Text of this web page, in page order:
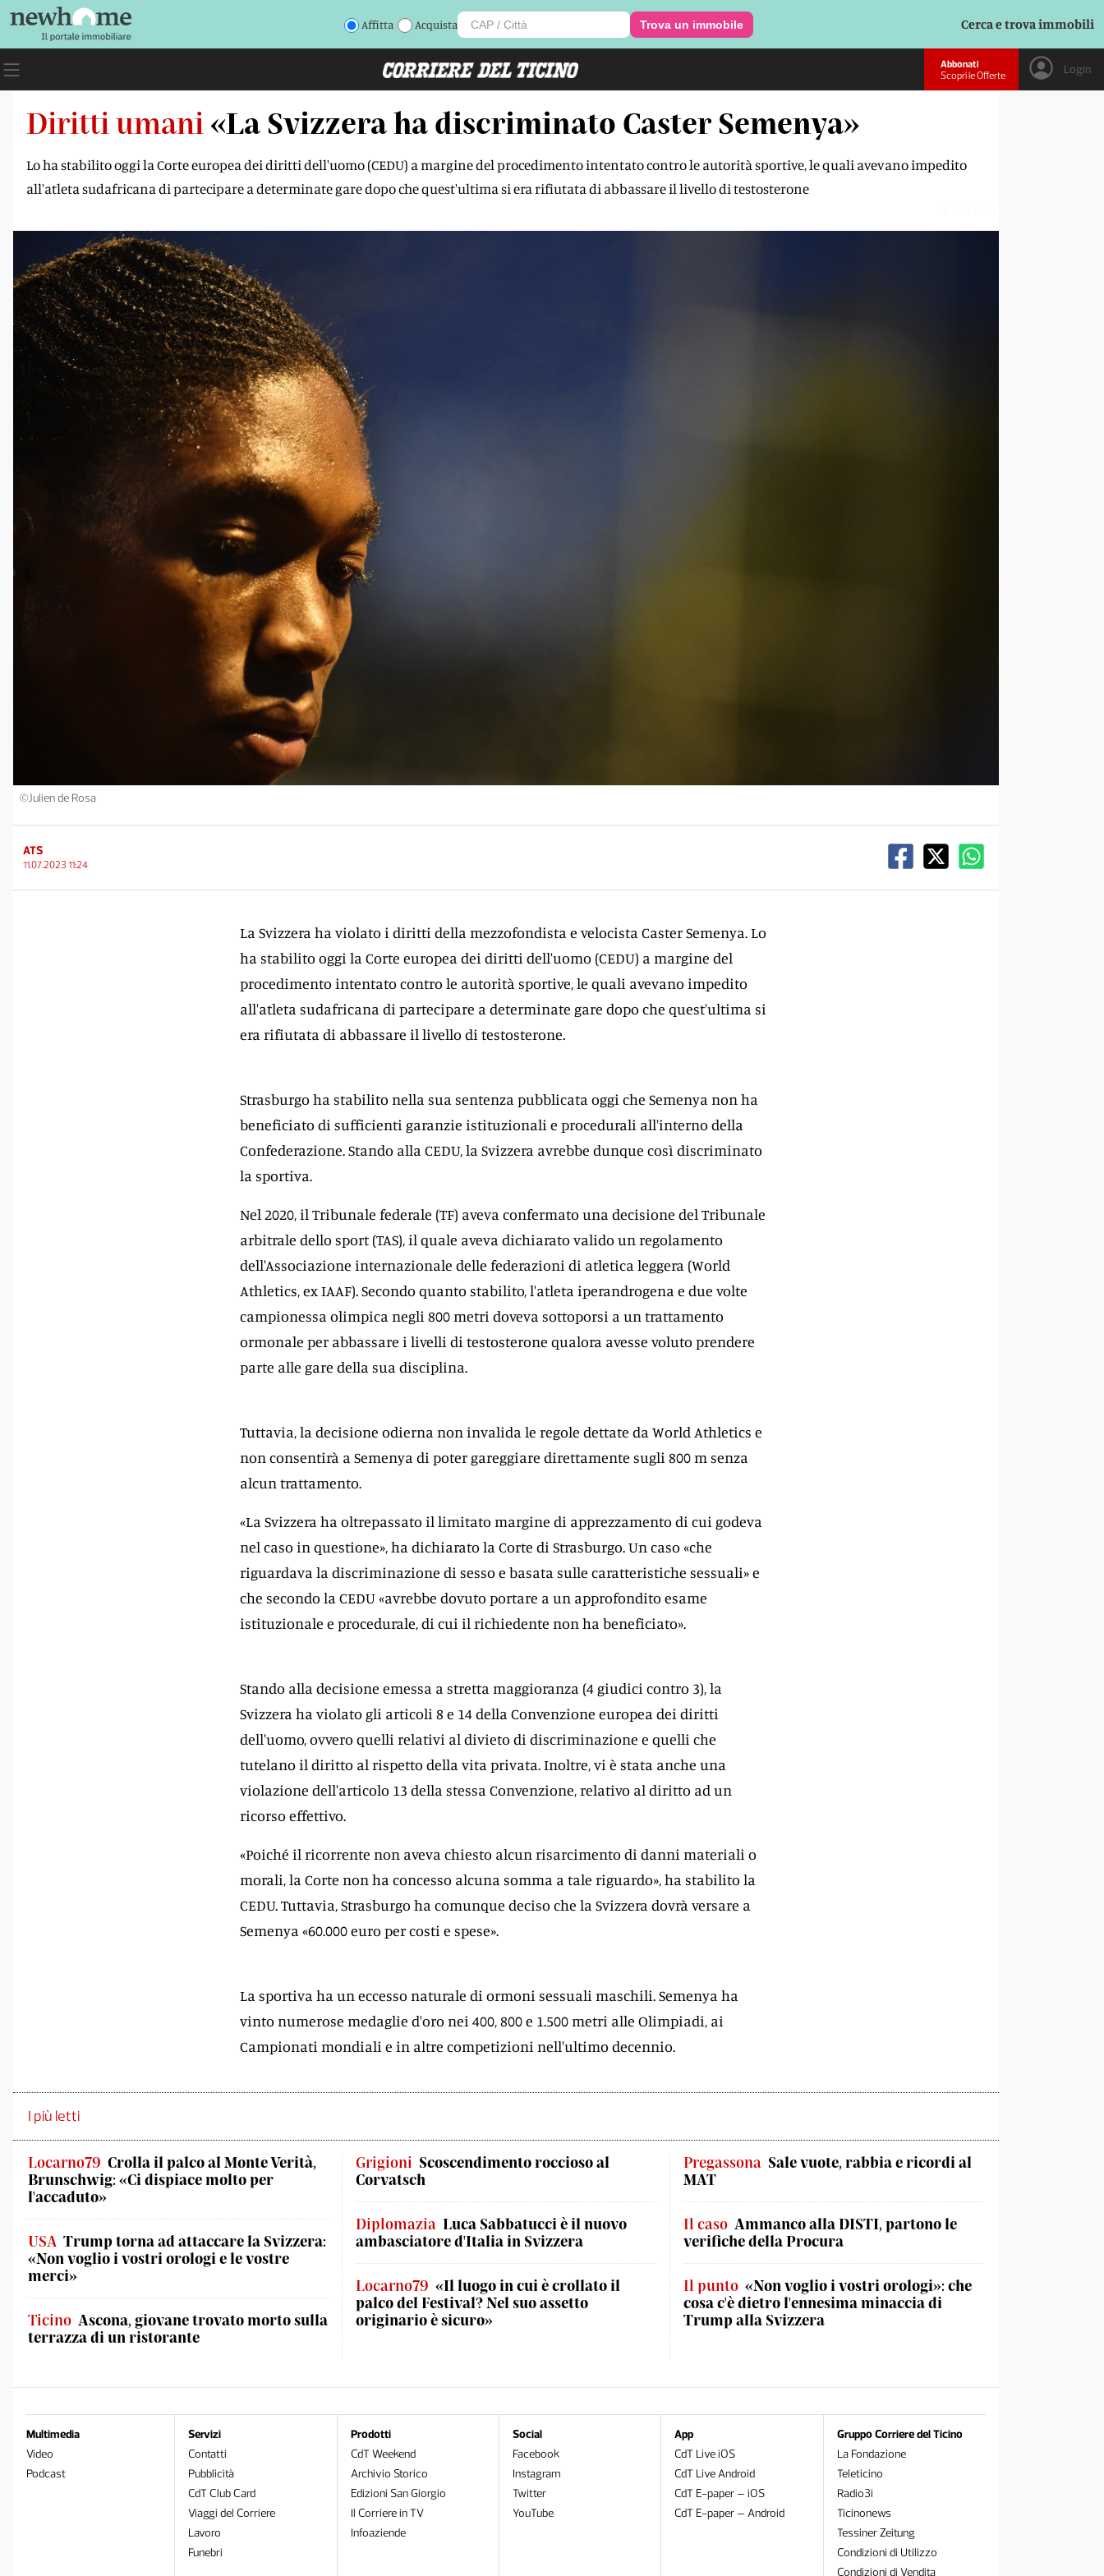
Affitta Acquista Trova un immobile Cerca e trova immobili
Abbonati
Scopri le Offerte
Login
Diritti umani «La Svizzera ha discriminato Caster Semenya»
Lo ha stabilito oggi la Corte europea dei diritti dell'uomo (CEDU) a margine del procedimento intentato contro le autorità sportive, le quali avevano impedito
all'atleta sudafricana di partecipare a determinate gare dopo che quest'ultima si era rifiutata di abbassare il livello di testosterone
©Julien de Rosa
ATS
11.07.2023 11:24
La Svizzera ha violato i diritti della mezzofondista e velocista Caster Semenya. Lo
ha stabilito oggi la Corte europea dei diritti dell'uomo (CEDU) a margine del
procedimento intentato contro le autorità sportive, le quali avevano impedito
all'atleta sudafricana di partecipare a determinate gare dopo che quest'ultima si
era rifiutata di abbassare il livello di testosterone.
Strasburgo ha stabilito nella sua sentenza pubblicata oggi che Semenya non ha
beneficiato di sufficienti garanzie istituzionali e procedurali all'interno della
Confederazione. Stando alla CEDU, la Svizzera avrebbe dunque così discriminato
la sportiva.
Nel 2020, il Tribunale federale (TF) aveva confermato una decisione del Tribunale
arbitrale dello sport (TAS), il quale aveva dichiarato valido un regolamento
dell'Associazione internazionale delle federazioni di atletica leggera (World
Athletics, ex IAAF). Secondo quanto stabilito, l'atleta iperandrogena e due volte
campionessa olimpica negli 800 metri doveva sottoporsi a un trattamento
ormonale per abbassare i livelli di testosterone qualora avesse voluto prendere
parte alle gare della sua disciplina.
Tuttavia, la decisione odierna non invalida le regole dettate da World Athletics e
non consentirà a Semenya di poter gareggiare direttamente sugli 800 m senza
alcun trattamento.
«La Svizzera ha oltrepassato il limitato margine di apprezzamento di cui godeva
nel caso in questione», ha dichiarato la Corte di Strasburgo. Un caso «che
riguardava la discriminazione di sesso e basata sulle caratteristiche sessuali» e
che secondo la CEDU «avrebbe dovuto portare a un approfondito esame
istituzionale e procedurale, di cui il richiedente non ha beneficiato».
Stando alla decisione emessa a stretta maggioranza (4 giudici contro 3), la
Svizzera ha violato gli articoli 8 e 14 della Convenzione europea dei diritti
dell'uomo, ovvero quelli relativi al divieto di discriminazione e quelli che
tutelano il diritto al rispetto della vita privata. Inoltre, vi è stata anche una
violazione dell'articolo 13 della stessa Convenzione, relativo al diritto ad un
ricorso effettivo.
«Poiché il ricorrente non aveva chiesto alcun risarcimento di danni materiali o
morali, la Corte non ha concesso alcuna somma a tale riguardo», ha stabilito la
CEDU. Tuttavia, Strasburgo ha comunque deciso che la Svizzera dovrà versare a
Semenya «60.000 euro per costi e spese».
La sportiva ha un eccesso naturale di ormoni sessuali maschili. Semenya ha
vinto numerose medaglie d'oro nei 400, 800 e 1.500 metri alle Olimpiadi, ai
Campionati mondiali e in altre competizioni nell'ultimo decennio.
I più letti
Locarno79 Crolla il palco al Monte Verità,
Brunschwig: «Ci dispiace molto per
l'accaduto»
USA Trump torna ad attaccare la Svizzera:
«Non voglio i vostri orologi e le vostre
merci»
Ticino Ascona, giovane trovato morto sulla
terrazza di un ristorante
Grigioni Scoscendimento roccioso al
Corvatsch
Diplomazia Luca Sabbatucci è il nuovo
ambasciatore d'Italia in Svizzera
Locarno79 «Il luogo in cui è crollato il
palco del Festival? Nel suo assetto
originario è sicuro»
Pregassona Sale vuote, rabbia e ricordi al
MAT
Il caso Ammanco alla DISTI, partono le
verifiche della Procura
Il punto «Non voglio i vostri orologi»: che
cosa c'è dietro l'ennesima minaccia di
Trump alla Svizzera
Multimedia
Video
Podcast
Servizi
Contatti
Pubblicità
CdT Club Card
Viaggi del Corriere
Lavoro
Funebri
Prodotti
CdT Weekend
Archivio Storico
Edizioni San Giorgio
Il Corriere in TV
Infoaziende
Social
Facebook
Instagram
Twitter
YouTube
App
CdT Live iOS
CdT Live Android
CdT E-paper – iOS
CdT E-paper – Android
Gruppo Corriere del Ticino
La Fondazione
Teleticino
Radio3i
Ticinonews
Tessiner Zeitung
Condizioni di Utilizzo
Condizioni di Vendita